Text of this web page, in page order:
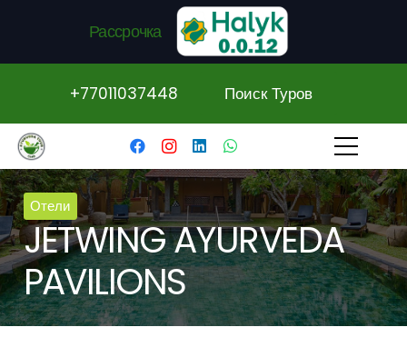
Рассрочка
+77011037448 Поиск Туров
Отели
JETWING AYURVEDA
PAVILIONS